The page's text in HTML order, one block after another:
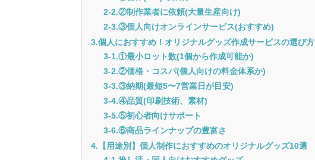
2-2.②制作業者に依頼(大量生産向け)
2-3.③個人向けオンラインサービス(おすすめ)
3.個人におすすめ！オリジナルグッズ作成サービスの選び方
3-1.①最小ロット数(1個から作成可能か)
3-2.②価格・コスパ(個人向けの料金体系か)
3-3.③納期(最短5〜7営業日が目安)
3-4.④品質(印刷技術、素材)
3-5.⑤初心者向けサポート
3-6.⑥商品ラインナップの豊富さ
4.【用途別】個人制作におすすめのオリジナルグッズ10選